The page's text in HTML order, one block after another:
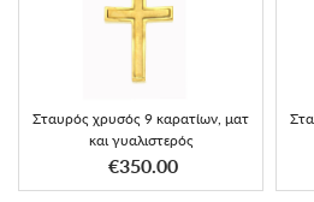
Σταυρός χρυσός 9 καρατίων, ματ
και γυαλιστερός
€350.00